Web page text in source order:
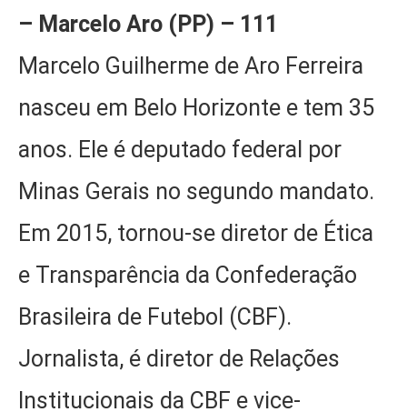
– Marcelo Aro (PP) – 111
Marcelo Guilherme de Aro Ferreira
nasceu em Belo Horizonte e tem 35
anos. Ele é deputado federal por
Minas Gerais no segundo mandato.
Em 2015, tornou-se diretor de Ética
e Transparência da Confederação
Brasileira de Futebol (CBF).
Jornalista, é diretor de Relações
Institucionais da CBF e vice-